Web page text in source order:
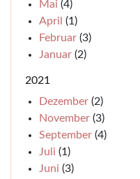
Mai (4)
April (1)
Februar (3)
Januar (2)
2021
Dezember (2)
November (3)
September (4)
Juli (1)
Juni (3)